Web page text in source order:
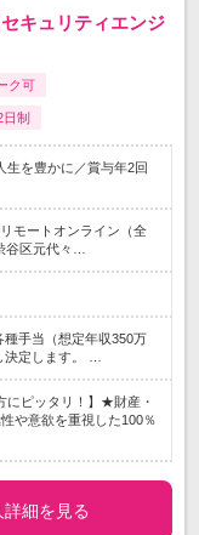
キュリティエンジ
ク可
日制
生を豊かに／賞与年2回
モートオンライン（全
谷区元代々…
手当（想定年収350万
定します。 …
にピッタリ！】★財産・
や意欲を重視した100％
詳細を見る